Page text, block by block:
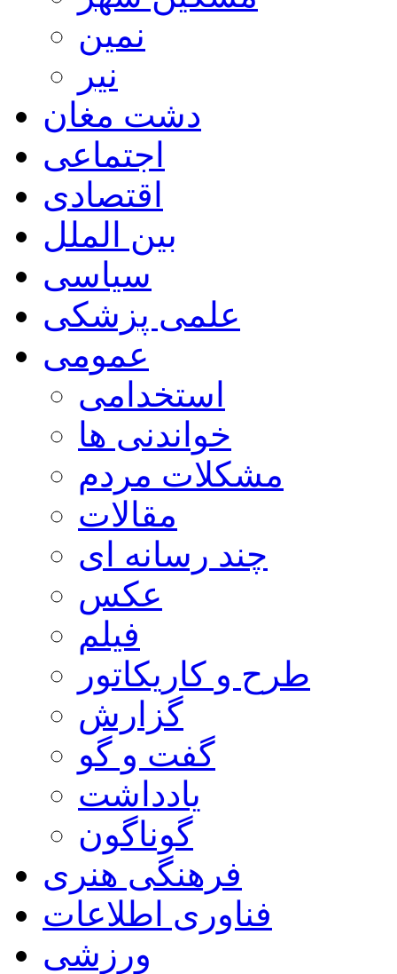
نمین
نیر
دشت مغان
اجتماعی
اقتصادی
بین الملل
سیاسی
علمی پزشکی
عمومی
استخدامی
خواندنی ها
مشکلات مردم
مقالات
چند رسانه ای
عکس
فیلم
طرح و کاریکاتور
گزارش
گفت و گو
یادداشت
گوناگون
فرهنگی هنری
فناوری اطلاعات
ورزشی